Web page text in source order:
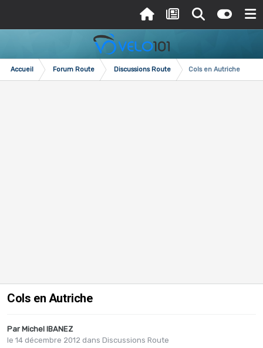
Accueil Forum Route Discussions Route Cols en Autriche
Cols en Autriche
Par Michel IBANEZ
le 14 décembre 2012 dans Discussions Route